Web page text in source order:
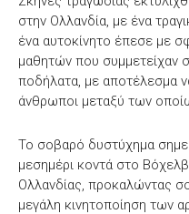
στην Ολλανδία, με ένα
ένα αυτοκίνητο έπεσε με
μαθητών που συμμετείχαν
ποδήλατα, με αποτέλεσμα
άνθρωποι μεταξύ των
Το σοβαρό δυστύχημα
μεσημέρι κοντά στο
Ολλανδίας, προκαλώντας
μεγάλη κινητοποίηση των